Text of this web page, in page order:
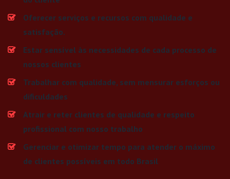
Oferecer serviços e recursos com qualidade e
satisfação.
Estar sensível às necessidades de cada processo de
nossos clientes
Trabalhar com qualidade, sem mensurar esforços ou
dificuldades
Atrair e reter clientes de qualidade e respeito
profissional com nosso trabalho
Gerenciar e otimizar tempo para atender o máximo
de clientes possíveis em todo Brasil